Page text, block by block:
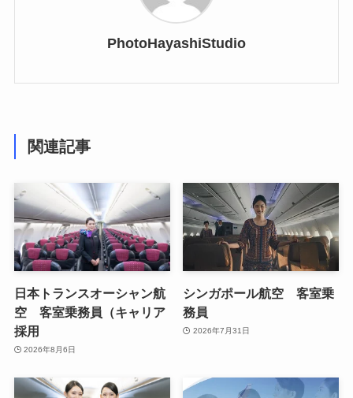
PhotoHayashiStudio
関連記事
日本トランスオーシャン航
空 客室乗務員（キャリア
採用
2026年8月6日
シンガポール航空 客室乗
務員
2026年7月31日